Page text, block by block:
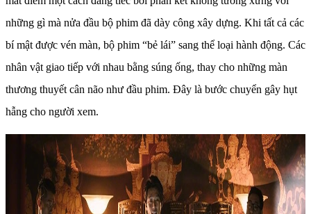
những gì mà nửa đầu bộ phim đã dày công xây dựng. Khi tất cả các
bí mật được vén màn, bộ phim “bẻ lái” sang thể loại hành động. Các
nhân vật giao tiếp với nhau bằng súng ống, thay cho những màn
thương thuyết cân não như đầu phim. Đây là bước chuyển gây hụt
hẫng cho người xem.